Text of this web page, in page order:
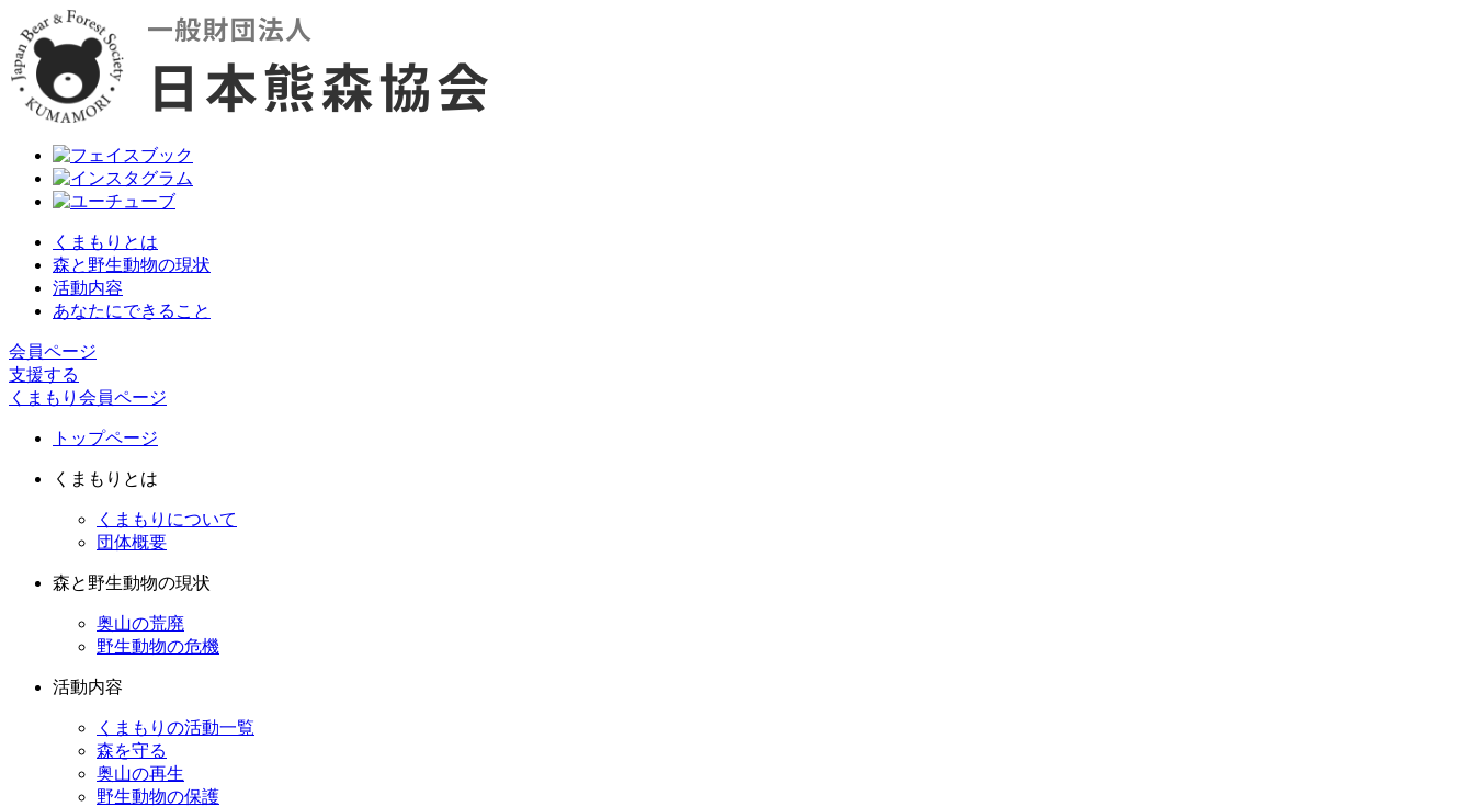
くまもりとは
森と野生動物の現状
活動内容
あなたにできること
会員ページ
支援する
くまもり会員ページ
トップページ
くまもりとは
くまもりについて
団体概要
森と野生動物の現状
奥山の荒廃
野生動物の危機
活動内容
くまもりの活動一覧
森を守る
奥山の再生
野生動物の保護